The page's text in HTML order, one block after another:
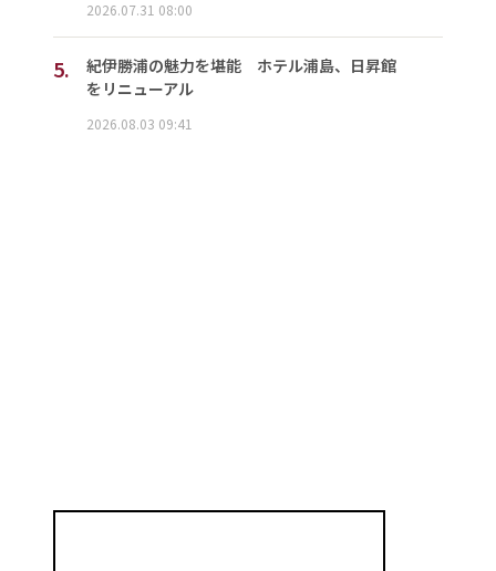
2026.07.31 08:00
5.
紀伊勝浦の魅力を堪能 ホテル浦島、日昇館
をリニューアル
2026.08.03 09:41